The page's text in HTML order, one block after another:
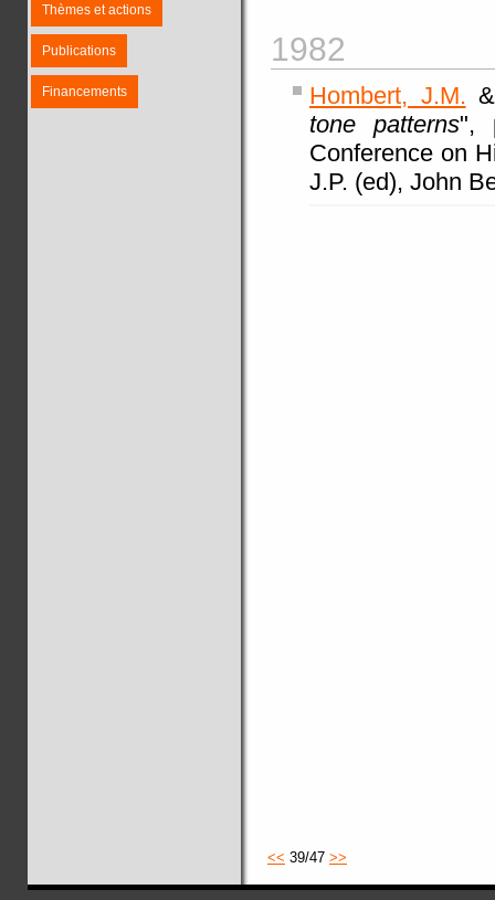
Thèmes et actions
Publications
Financements
1982
Hombert, J.M.
tone patterns",
Conference on
J.P. (ed), John
<< 39/47 >>